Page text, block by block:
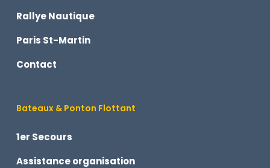
Rallye Nautique
Paris St-Martin
Contact
Bateaux & Ponton Flottant
1er Secours
Assistance organisation